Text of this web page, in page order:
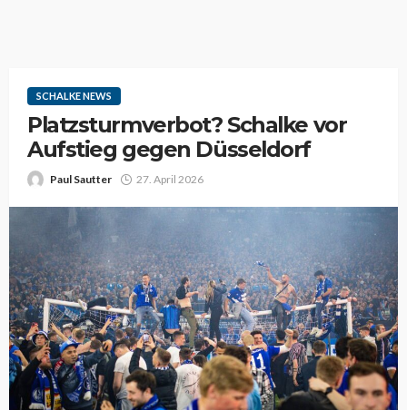
SCHALKE NEWS
Platzsturmverbot? Schalke vor
Aufstieg gegen Düsseldorf
Paul Sautter 27. April 2026